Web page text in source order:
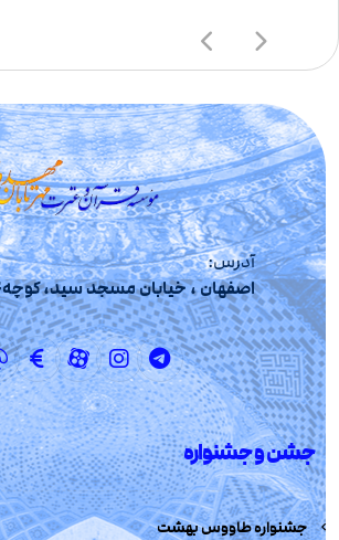
آدرس:
اصفهان ، خیابان مسجد سید، کوچه44 (شهید عقیلی)
جشن و جشنواره
جشنواره طاووس بهشت